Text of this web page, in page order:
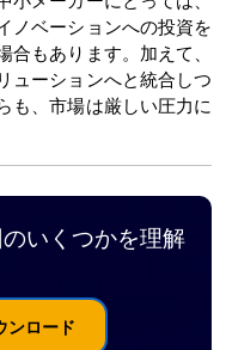
ノベーションへの投資を
もあります。加えて、
ューションへと統合しつ
も、市場は厳しい圧力に
いくつかを理解
ンロード